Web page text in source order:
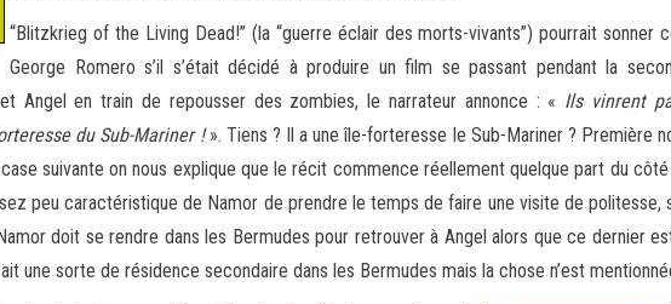
“Blitzkrieg of the Living Dead!” (la “guerre éclair des morts-vivants”) pourrait sonner
George Romero s’il s’était décidé à produire un film se passant pendant la
Angel en train de repousser des zombies, le narrateur annonce : « Ils vinrent
du Sub-Mariner !». Tiens ? Il a une île-forteresse le Sub-Mariner ? Première
suivante on nous explique que le récit commence réellement quelque part du
peu caractéristique de Namor de prendre le temps de faire une visite de politesse,
doit se rendre dans les Bermudes pour retrouver à Angel alors que ce dernier
une sorte de résidence secondaire dans les Bermudes mais la chose n’est